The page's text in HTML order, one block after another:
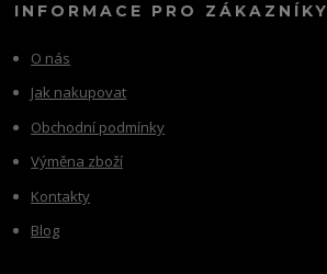
INFORMACE PRO ZÁKAZNÍKY
O nás
Jak nakupovat
Obchodní podmínky
Výměna zboží
Kontakty
Blog